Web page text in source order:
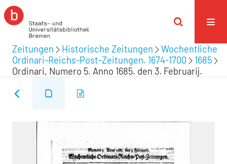
Zeitungen Historische Zeitungen
Wochentliche
Ordinari-Reichs-Post-Zeitungen. 1674-1700
1685
Ordinari, Numero 5. Anno 1685. den 3. Februarij.